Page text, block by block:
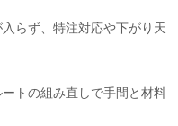
らず、特注対応や下がり天
トの組み直しで手間と材料